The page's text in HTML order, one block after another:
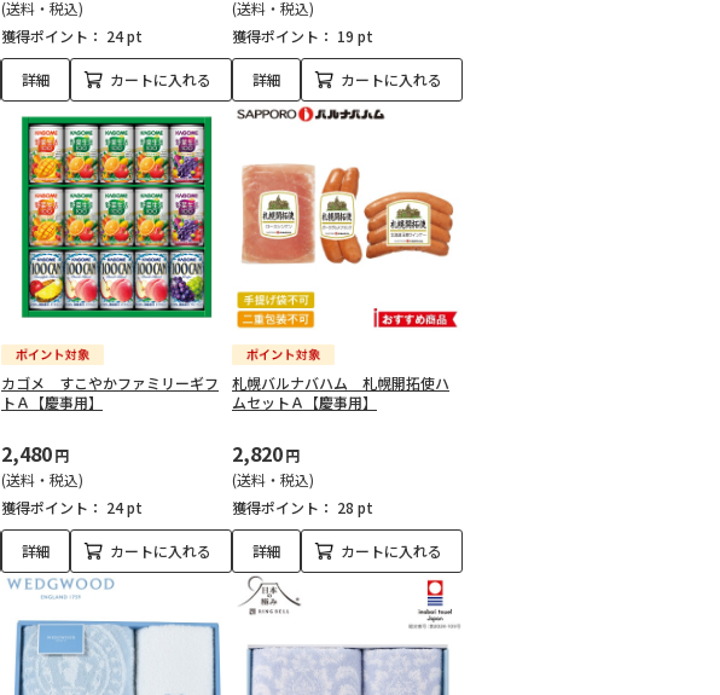
(送料・税込)
獲得ポイント： 24 pt
詳細 カートに入れる
(送料・税込)
獲得ポイント： 19 pt
詳細 カートに入れる
カゴメ すこやかファミリーギフ
トＡ【慶事用】
2,480円
(送料・税込)
獲得ポイント： 24 pt
詳細 カートに入れる
札幌バルナバハム 札幌開拓使ハ
ムセットＡ【慶事用】
2,820円
(送料・税込)
獲得ポイント： 28 pt
詳細 カートに入れる